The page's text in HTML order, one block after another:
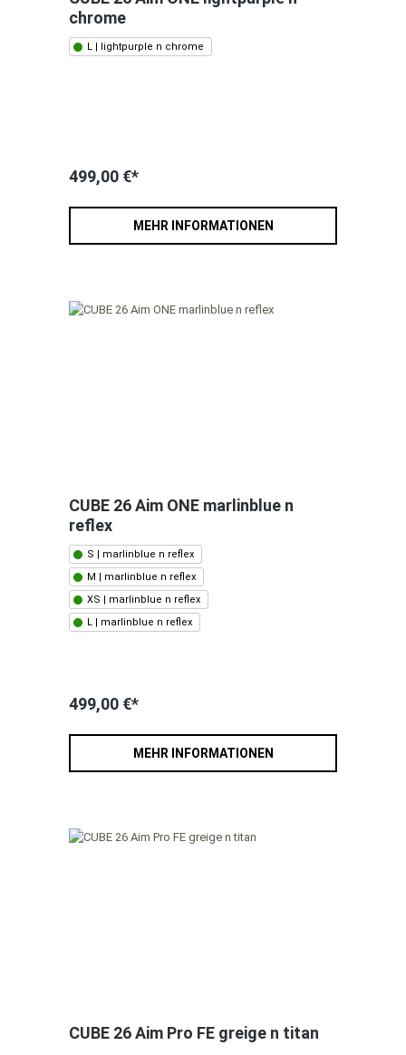
chrome
L | lightpurple n chrome
499,00 €*
MEHR INFORMATIONEN
CUBE 26 Aim ONE marlinblue n
reflex
S | marlinblue n reflex
M | marlinblue n reflex
XS | marlinblue n reflex
L | marlinblue n reflex
499,00 €*
MEHR INFORMATIONEN
CUBE 26 Aim Pro FE greige n titan